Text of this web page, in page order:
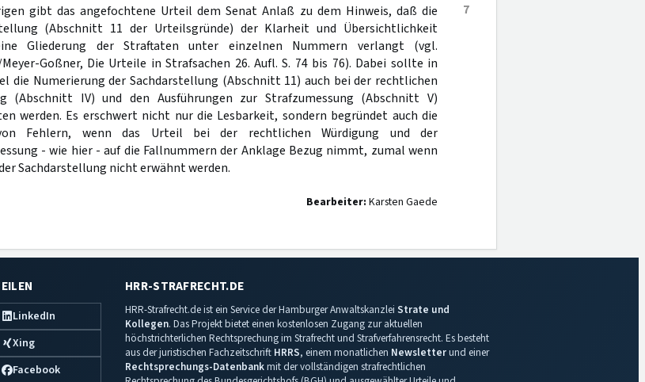
7
gibt das angefochtene Urteil dem Senat Anlaß zu dem Hinweis, daß die
(Abschnitt 11 der Urteilsgründe) der Klarheit und Übersichtlichkeit
Gliederung der Straftaten unter einzelnen Nummern verlangt (vgl.
Goßner, Die Urteile in Strafsachen 26. Aufl. S. 74 bis 76). Dabei sollte in
die Numerierung der Sachdarstellung (Abschnitt 11) auch bei der rechtlichen
(Abschnitt IV) und den Ausführungen zur Strafzumessung (Abschnitt V)
werden. Es erschwert nicht nur die Lesbarkeit, sondern begründet auch die
Fehlern, wenn das Urteil bei der rechtlichen Würdigung und der
- wie hier - auf die Fallnummern der Anklage Bezug nimmt, zumal wenn
Sachdarstellung nicht erwähnt werden.
Bearbeiter: Karsten Gaede
LinkedIn
Xing
Facebook
HRR-STRAFRECHT.DE
HRR-Strafrecht.de ist ein Service der Hamburger Anwaltskanzlei Strate und
Kollegen. Das Projekt bietet einen kostenlosen Zugang zur aktuellen
höchstrichterlichen Rechtsprechung im Strafrecht und Strafverfahrensrecht. Es besteht
aus der juristischen Fachzeitschrift HRRS, einem monatlichen Newsletterund einer
Rechtsprechungs-Datenbankmit der vollständigen strafrechtlichen